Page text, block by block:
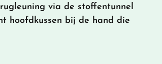
via de stoffentunnel
hoofdkussen bij de hand die